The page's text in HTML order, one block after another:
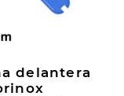
delantera